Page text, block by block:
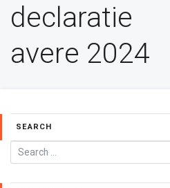
declaratie
avere 2024
SEARCH